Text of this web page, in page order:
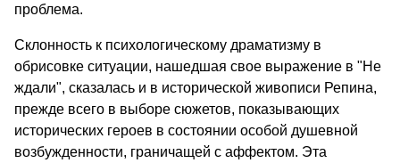
проблема.
Склонность к психологическому драматизму в
обрисовке ситуации, нашедшая свое выражение в "Не
ждали", сказалась и в исторической живописи Репина,
прежде всего в выборе сюжетов, показывающих
исторических героев в состоянии особой душевной
возбужденности, граничащей с аффектом. Эта